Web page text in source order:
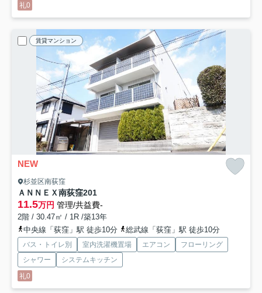
礼0
賃貸マンション
NEW
杉並区南荻窪
ＡＮＮＥＸ南荻窪201
11.5万円 管理/共益費-
2階 / 30.47㎡ / 1R /築13年
中央線「荻窪」駅 徒歩10分
総武線「荻窪」駅 徒歩10分
バス・トイレ別 室内洗濯機置場 エアコン
フローリング
シャワー
システムキッチン
礼0